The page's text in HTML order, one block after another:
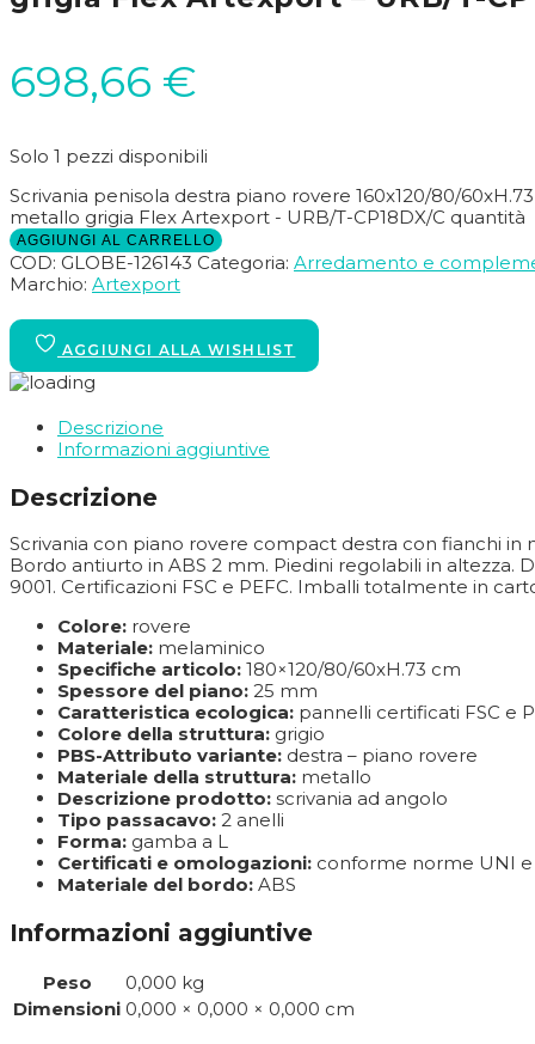
698,66 €
Solo 1 pezzi disponibili
Scrivania penisola destra piano rovere 160x120/80/
metallo grigia Flex Artexport - URB/T-CP18DX/C quantità
AGGIUNGI AL CARRELLO
COD: GLOBE-126143 Categoria: Arredamento e
Marchio: Artexport
Descrizione
Informazioni aggiuntive
Descrizione
Scrivania con piano rovere compact destra con fianchi
Bordo antiurto in ABS 2 mm. Piedini regolabili in altezza.
9001. Certificazioni FSC e PEFC. Imballi totalmente in
Colore: rovere
Materiale: melaminico
Specifiche articolo: 180×120/80/60xH.73 cm
Spessore del piano: 25 mm
Caratteristica ecologica: pannelli certificati FSC e
Colore della struttura: grigio
PBS-Attributo variante: destra – piano rovere
Materiale della struttura: metallo
Descrizione prodotto: scrivania ad angolo
Tipo passacavo: 2 anelli
Forma: gamba a L
Certificati e omologazioni: conforme norme UNI e
Materiale del bordo: ABS
Informazioni aggiuntive
Peso
0,000 kg
Dimensioni 0,000 × 0,000 × 0,000 cm